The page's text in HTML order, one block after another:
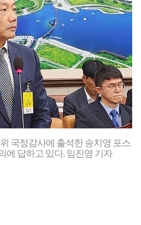
국정감사에 출석한 송치영 포스
에 답하고 있다. 임진영 기자